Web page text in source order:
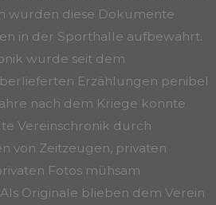
wurden diese Dokumente
in der Sporthalle aufbewahrt.
wurde seit dem
Erzählungen penibel
nach dem Kriege konnte
Vereinschronik durch
von Zeitzeugen, privaten
Fotos mühsam
Originale blieben dem Verein